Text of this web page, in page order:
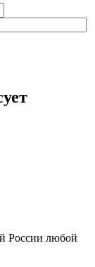
России любой